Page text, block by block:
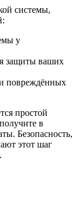
системы,
у
защиты ваших
повреждённых
простой
в
Безопасность,
этот шаг